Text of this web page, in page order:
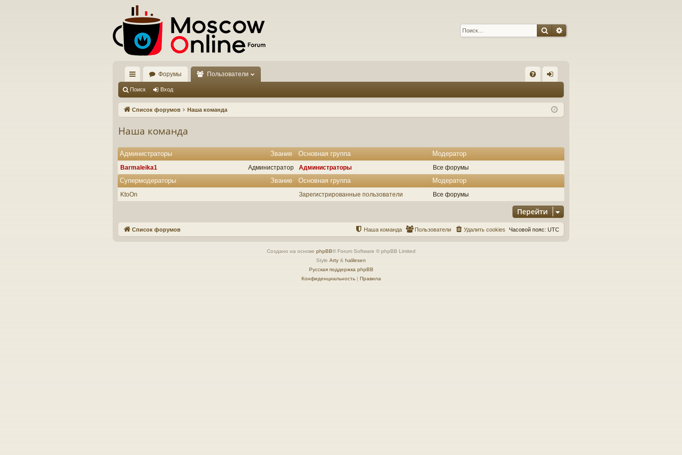
ПоискРасширенный поиск
с
ы
и
Форумы Пользователи
Q д
Поиск Вход
Список форумов Наша команда
Наша команда
Звание
Администраторы Основная группа Модератор
Администратор
Barmaleika1 Администраторы Все форумы
Звание
Супермодераторы Основная группа Модератор
KtoOn Зарегистрированные пользователи Все форумы
Перейти
Список форумов Часовой пояс: UTC
Удалить cookies
Пользователи
Наша команда
Создано на основе phpBB® Forum Software © phpBB Limited
Style Arty & halilesen
Русская поддержка phpBB
Конфиденциальность| Правила